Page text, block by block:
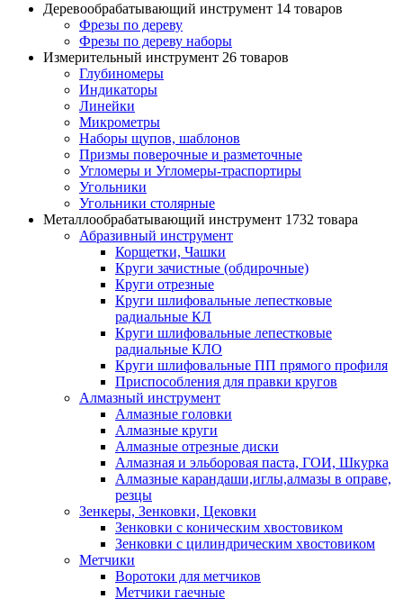
Деревообрабатывающий инструмент 14 товаров
Фрезы по дереву
Фрезы по дереву наборы
Измерительный инструмент 26 товаров
Глубиномеры
Индикаторы
Линейки
Микрометры
Наборы щупов, шаблонов
Призмы поверочные и разметочные
Угломеры и Угломеры-траспортиры
Угольники
Угольники столярные
Металлообрабатывающий инструмент 1732 товара
Абразивный инструмент
Корщетки, Чашки
Круги зачистные (обдирочные)
Круги отрезные
Круги шлифовальные лепестковые
радиальные КЛ
Круги шлифовальные лепестковые
радиальные КЛО
Круги шлифовальные ПП прямого профиля
Приспособления для правки кругов
Алмазный инструмент
Алмазные головки
Алмазные круги
Алмазные отрезные диски
Алмазная и эльборовая паста, ГОИ, Шкурка
Алмазные карандаши,иглы,алмазы в оправе,
резцы
Зенкеры, Зенковки, Цековки
Зенковки с коническим хвостовиком
Зенковки с цилиндрическим хвостовиком
Метчики
Воротоки для метчиков
Метчики гаечные